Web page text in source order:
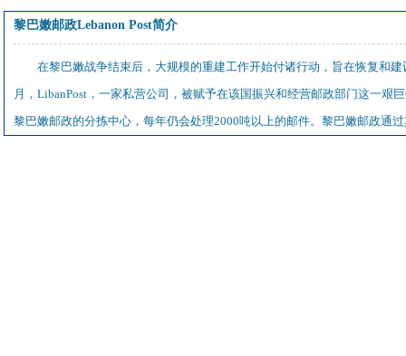
黎巴嫩邮政Lebanon Post简介
在黎巴嫩战争结束后，大规模的重建工作开始付诸行动，旨在恢复和
月，LibanPost，一家私营公司，被赋予在该国振兴和经营邮政部门这一
黎巴嫩邮政的分拣中心，每年仍会处理2000吨以上的邮件。黎巴嫩邮政通